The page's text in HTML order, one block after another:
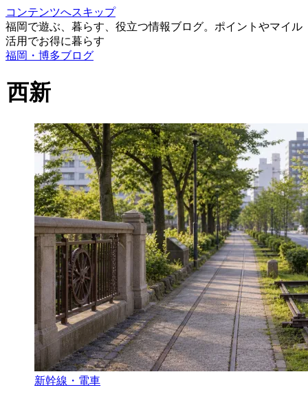
コンテンツへスキップ
福岡で遊ぶ、暮らす、役立つ情報ブログ。ポイントやマイル
活用でお得に暮らす
福岡・博多ブログ
西新
新幹線・電車